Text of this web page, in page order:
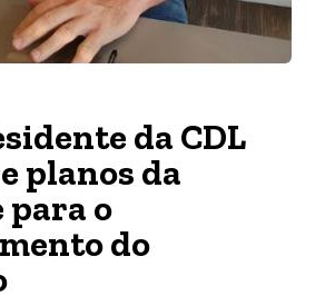
da CDL
planos da
o
do